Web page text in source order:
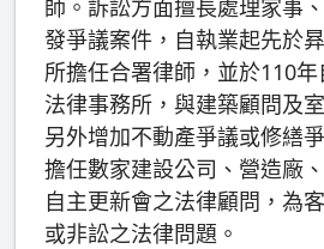
師。訴訟方面擅長處理家事
發爭議案件，自執業起先於
所擔任合署律師，並於110
法律事務所，與建築顧問及
另外增加不動產爭議或修繕
擔任數家建設公司、營造廠
自主更新會之法律顧問，為
或非訟之法律問題。